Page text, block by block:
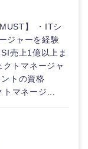
・事業企
い
】 ・ITシ
ジャーを経験
売上1億以上ま
トマネージャ
トの資格
マネージ...